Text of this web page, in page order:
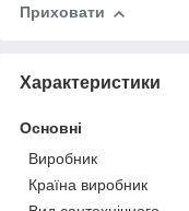
Приховати
Характеристики
Основні
Виробник
Країна виробник